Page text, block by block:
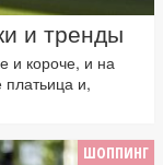
и тренды
и короче, и на
и,
ШОППИНГ